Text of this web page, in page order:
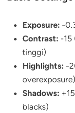
Exposure: -
Contrast: -15
tinggi)
Highlights: -
overexposure)
Shadows:
blacks)